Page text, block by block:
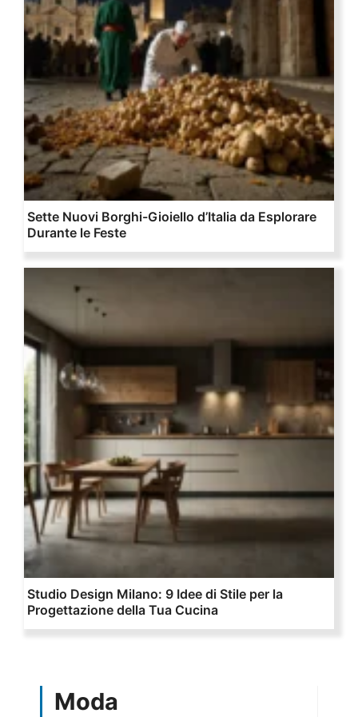
Sette Nuovi Borghi-Gioiello d’Italia da Esplorare
Durante le Feste
Studio Design Milano: 9 Idee di Stile per la
Progettazione della Tua Cucina
Moda